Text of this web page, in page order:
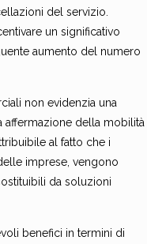
del servizio.
un significativo
aumento del numero
non evidenzia una
affermazione della mobilità
al fatto che i
imprese, vengono
da soluzioni
benefici in termini di